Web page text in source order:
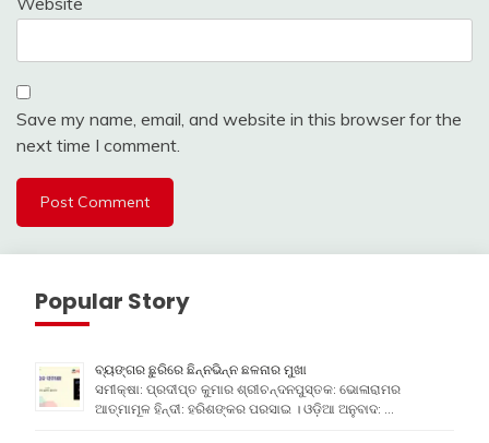
Save my name, email, and website in this browser for the
next time I comment.
Popular Story
ବ୍ୟଙ୍ଗର ଛୁରିରେ ଛିନ୍ନଭିନ୍ନ ଛଳନାର ମୁଖା
ସମୀକ୍ଷା: ପ୍ରଦୀପ୍ତ କୁମାର ଶ୍ରୀଚନ୍ଦନପୁସ୍ତକ: ଭୋଳାରାମର
ଆତ୍ମାମୂଳ ହିନ୍ଦୀ: ହରିଶଙ୍କର ପରସାଇ । ଓଡ଼ିଆ ଅନୁବାଦ: …